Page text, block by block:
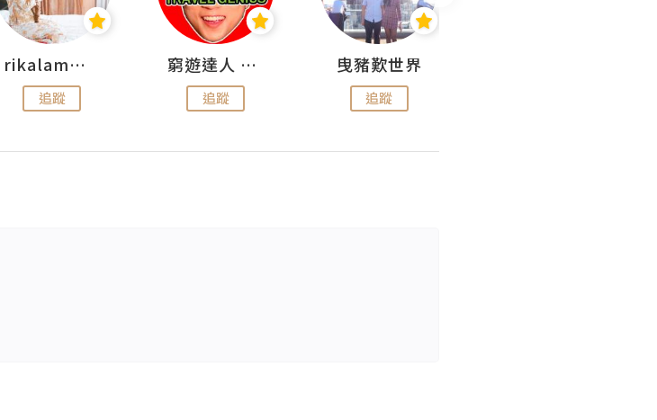
rikalammm
追蹤
窮遊達人 Mr.TravelGenius
追蹤
曳豬歎世界
追蹤